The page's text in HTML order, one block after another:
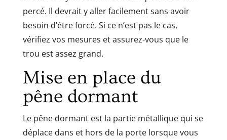
percé. Il devrait y aller facilement sans avoir
besoin d’être forcé. Si ce n’est pas le cas,
vérifiez vos mesures et assurez-vous que le
trou est assez grand.
Mise en place du
pêne dormant
Le pêne dormant est la partie métallique qui se
déplace dans et hors de la porte lorsque vous